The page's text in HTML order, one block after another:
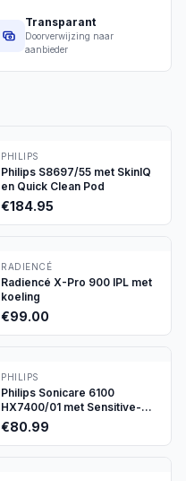
Transparant
Doorverwijzing naar
aanbieder
PHILIPS
Philips S8697/55 met SkinIQ
en Quick Clean Pod
€184.95
RADIENCÉ
Radiencé X-Pro 900 IPL met
koeling
€99.00
PHILIPS
Philips Sonicare 6100
HX7400/01 met Sensitive-
stand
€80.99